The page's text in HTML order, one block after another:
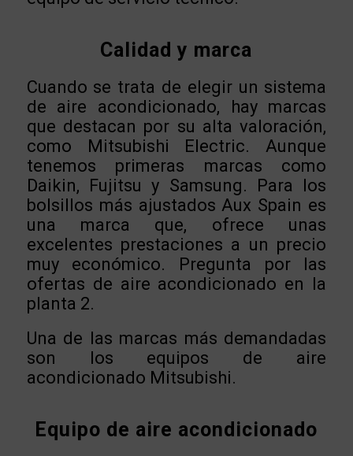
Calidad y marca
Cuando se trata de elegir un sistema
de aire acondicionado, hay marcas
que destacan por su alta valoración,
como Mitsubishi Electric. Aunque
tenemos primeras marcas como
Daikin, Fujitsu y Samsung. Para los
bolsillos más ajustados Aux Spain es
una marca que, ofrece unas
excelentes prestaciones a un precio
muy económico. Pregunta por las
ofertas de aire acondicionado en la
planta 2.
Una de las marcas más demandadas
son los equipos de aire
acondicionado Mitsubishi.
Equipo de aire acondicionado